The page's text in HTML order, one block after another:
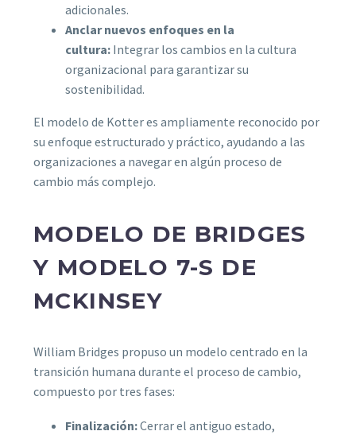
adicionales.
Anclar nuevos enfoques en la
cultura: Integrar los cambios en la cultura
organizacional para garantizar su
sostenibilidad.
El modelo de Kotter es ampliamente reconocido por
su enfoque estructurado y práctico, ayudando a las
organizaciones a navegar en algún proceso de
cambio más complejo.
MODELO DE BRIDGES
Y MODELO 7-S DE
MCKINSEY
William Bridges propuso un modelo centrado en la
transición humana durante el proceso de cambio,
compuesto por tres fases:
Finalización:Cerrar el antiguo estado,